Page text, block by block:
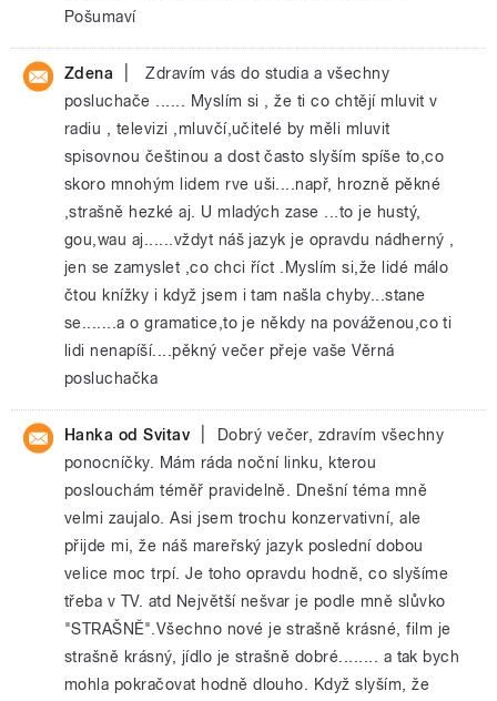
Pošumaví
Zdena
Zdravím vás do studia a všechny
posluchače ...... Myslím si , že ti co chtějí mluvit v
radiu , televizi ,mluvčí,učitelé by měli mluvit
spisovnou češtinou a dost často slyším spíše to,co
skoro mnohým lidem rve uši....např, hrozně pěkné
,strašně hezké aj. U mladých zase ...to je hustý,
gou,wau aj......vždyt náš jazyk je opravdu nádherný ,
jen se zamyslet ,co chci říct .Myslím si,že lidé málo
čtou knížky i když jsem i tam našla chyby...stane
se.......a o gramatice,to je někdy na pováženou,co ti
lidi nenapíší....pěkný večer přeje vaše Věrná
posluchačka
Hanka od Svitav
Dobrý večer, zdravím všechny
ponocníčky. Mám ráda noční linku, kterou
poslouchám téměř pravidelně. Dnešní téma mně
velmi zaujalo. Asi jsem trochu konzervativní, ale
přijde mi, že náš mareřský jazyk poslední dobou
velice moc trpí. Je toho opravdu hodně, co slyšíme
třeba v TV. atd Největší nešvar je podle mně slůvko
"STRAŠNĚ".Všechno nové je strašně krásné, film je
strašně krásný, jídlo je strašně dobré........ a tak bych
mohla pokračovat hodně dlouho. Když slyším, že